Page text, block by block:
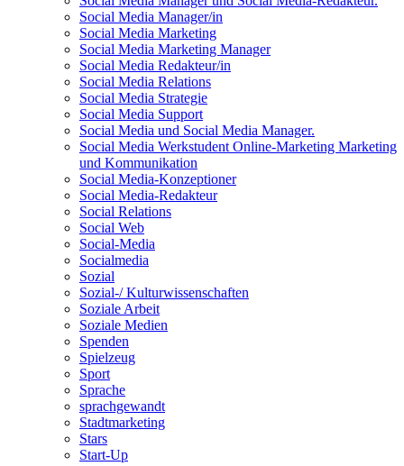
Social Media Manager/in
Social Media Marketing
Social Media Marketing Manager
Social Media Redakteur/in
Social Media Relations
Social Media Strategie
Social Media Support
Social Media und Social Media Manager.
Social Media Werkstudent Online-Marketing Marketing
und Kommunikation
Social Media-Konzeptioner
Social Media-Redakteur
Social Relations
Social Web
Social-Media
Socialmedia
Sozial
Sozial-/ Kulturwissenschaften
Soziale Arbeit
Soziale Medien
Spenden
Spielzeug
Sport
Sprache
sprachgewandt
Stadtmarketing
Stars
Start-Up